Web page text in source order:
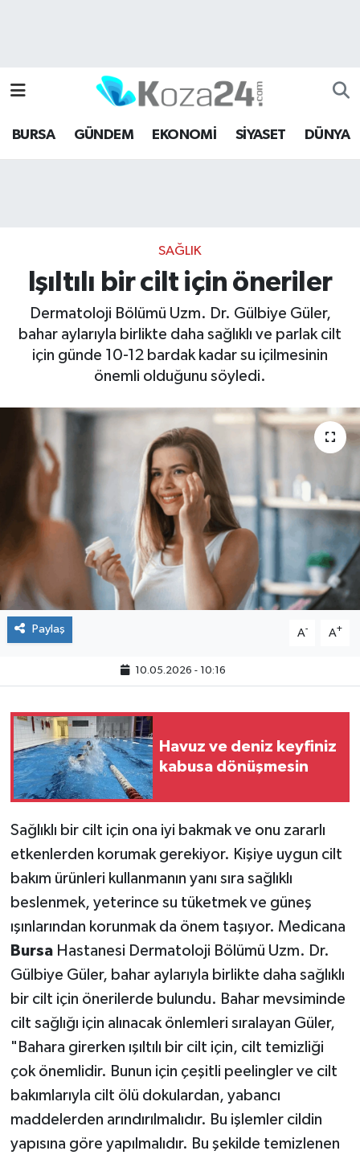
BURSA GÜNDEM EKONOMİ SİYASET DÜNYA
SAĞLIK
Işıltılı bir cilt için öneriler
Dermatoloji Bölümü Uzm. Dr. Gülbiye Güler,
bahar aylarıyla birlikte daha sağlıklı ve parlak cilt
için günde 10-12 bardak kadar su içilmesinin
önemli olduğunu söyledi.
Paylaş A- A+
10.05.2026 - 10:16
Havuz ve deniz keyfiniz
kabusa dönüşmesin
Sağlıklı bir cilt için ona iyi bakmak ve onu zararlı
etkenlerden korumak gerekiyor. Kişiye uygun cilt
bakım ürünleri kullanmanın yanı sıra sağlıklı
beslenmek, yeterince su tüketmek ve güneş
ışınlarından korunmak da önem taşıyor. Medicana
BursaHastanesi Dermatoloji Bölümü Uzm. Dr.
Gülbiye Güler, bahar aylarıyla birlikte daha sağlıklı
bir cilt için önerilerde bulundu. Bahar mevsiminde
cilt sağlığı için alınacak önlemleri sıralayan Güler,
"Bahara girerken ışıltılı bir cilt için, cilt temizliği
çok önemlidir. Bunun için çeşitli peelingler ve cilt
bakımlarıyla cilt ölü dokulardan, yabancı
maddelerden arındırılmalıdır. Bu işlemler cildin
yapısına göre yapılmalıdır. Bu şekilde temizlenen
Bursa Hava Durumu
Bursa Namaz Vakitleri
Son Dakika Haberleri
Haber Arşivi